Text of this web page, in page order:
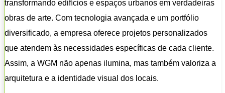
transformando edifícios e espaços urbanos em verdadeiras
obras de arte. Com tecnologia avançada e um portfólio
diversificado, a empresa oferece projetos personalizados
que atendem às necessidades específicas de cada cliente.
Assim, a WGM não apenas ilumina, mas também valoriza a
arquitetura e a identidade visual dos locais.